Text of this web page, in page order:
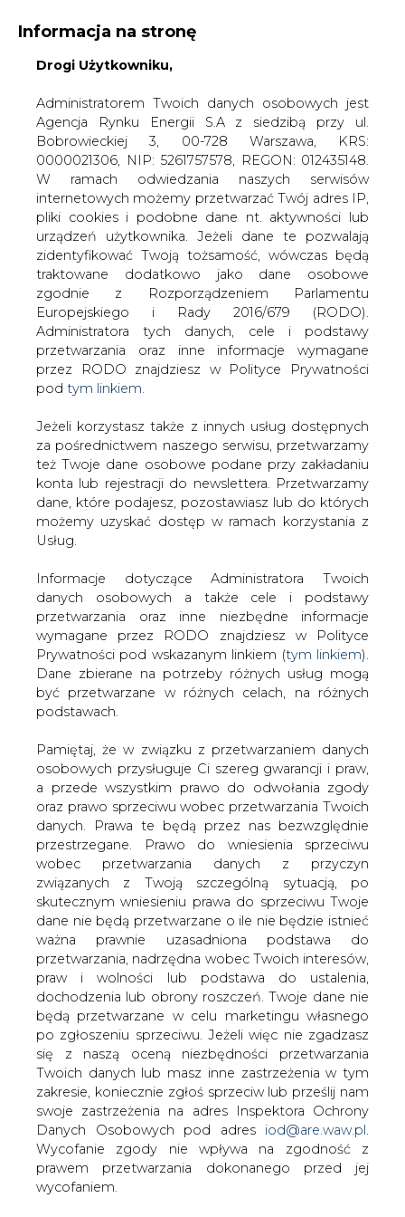
KONTAKT:
WYDAWCA PORTALU:
WYSOKI KONTRAST WIELKOŚĆ TEKSTU A A
ZALOGUJ SIĘ
WŁĄCZ CIRE.TV
Informacja na stronę
Drogi Użytkowniku,
Administratorem Twoich danych osobowych jest
Agencja Rynku Energii S.A z siedzibą przy ul.
Bobrowieckiej 3, 00-728 Warszawa, KRS:
0000021306, NIP: 5261757578, REGON: 012435148.
W ramach odwiedzania naszych serwisów
internetowych możemy przetwarzać Twój adres IP,
pliki cookies i podobne dane nt. aktywności lub
urządzeń użytkownika. Jeżeli dane te pozwalają
zidentyfikować Twoją tożsamość, wówczas będą
traktowane dodatkowo jako dane osobowe
zgodnie z Rozporządzeniem Parlamentu
Europejskiego i Rady 2016/679 (RODO).
Administratora tych danych, cele i podstawy
przetwarzania oraz inne informacje wymagane
przez RODO znajdziesz w Polityce Prywatności
pod tym linkiem.
Jeżeli korzystasz także z innych usług dostępnych
za pośrednictwem naszego serwisu, przetwarzamy
też Twoje dane osobowe podane przy zakładaniu
konta lub rejestracji do newslettera. Przetwarzamy
dane, które podajesz, pozostawiasz lub do których
możemy uzyskać dostęp w ramach korzystania z
Usług.
Informacje dotyczące Administratora Twoich
danych osobowych a także cele i podstawy
przetwarzania oraz inne niezbędne informacje
wymagane przez RODO znajdziesz w Polityce
Prywatności pod wskazanym linkiem (tym linkiem).
Dane zbierane na potrzeby różnych usług mogą
być przetwarzane w różnych celach, na różnych
podstawach.
Pamiętaj, że w związku z przetwarzaniem danych
osobowych przysługuje Ci szereg gwarancji i praw,
a przede wszystkim prawo do odwołania zgody
oraz prawo sprzeciwu wobec przetwarzania Twoich
danych. Prawa te będą przez nas bezwzględnie
przestrzegane. Prawo do wniesienia sprzeciwu
wobec przetwarzania danych z przyczyn
związanych z Twoją szczególną sytuacją, po
skutecznym wniesieniu prawa do sprzeciwu Twoje
dane nie będą przetwarzane o ile nie będzie istnieć
ważna prawnie uzasadniona podstawa do
przetwarzania, nadrzędna wobec Twoich interesów,
praw i wolności lub podstawa do ustalenia,
dochodzenia lub obrony roszczeń. Twoje dane nie
będą przetwarzane w celu marketingu własnego
po zgłoszeniu sprzeciwu. Jeżeli więc nie zgadzasz
się z naszą oceną niezbędności przetwarzania
Twoich danych lub masz inne zastrzeżenia w tym
zakresie, koniecznie zgłoś sprzeciw lub prześlij nam
swoje zastrzeżenia na adres Inspektora Ochrony
Danych Osobowych pod adres iod@are.waw.pl
Wycofanie zgody nie wpływa na zgodność z
prawem przetwarzania dokonanego przed jej
wycofaniem.
Strona główna CIEPŁOWNICTWO
Mały trójpak: jest
szansa na krok w stronę mikroinstalacji
2013-01-18 00:00
skomentuj
udostępnij:
Mały trójpak: jest szansa na krok w
stronę mikroinstalacji
Być może w trakcie szybkiej nowelizacji
Prawa energetycznego uda się przyjąć
pierwsze ułatwienia dla osób, które
chcą mieć małe, przydomowe źródło
energii elektrycznej. Zmianę
nieżyciowych przepisów zaproponowała
Koalicja Klimatyczna. We wtorek zajmie
się nią sejmowa podkomisja.
W tak zwanym małym trójpaku energetycznym, czyli
projekcie ustawy dostosowującej polskie prawo do
wymogów Unii Europejskiej, posłowie nie poświęcili zbyt
wiele miejsca najmniejszym instalacjom energetycznym.
Jedynym ułatwieniem, jakie ma wprowadzić nowelizacja,
jest zwolnienie tego rodzaju źródeł energii (o mocy do
40 kW) z opłaty za przyłączenie do sieci.
Jeżeli przepisy weszłyby w życie w tym brzmieniu, na
rynku mikroinstalacji kolejny rok z rzędu nie ruszyłoby się